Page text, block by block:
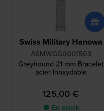
Swiss Military Hanowa
ASMWGG0001503
Greyhound 21 mm Bracelet
acier Inoxydable
125,00 €
● En stock